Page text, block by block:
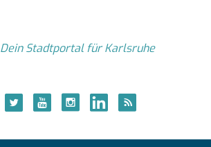
Dein Stadtportal für Karlsruhe